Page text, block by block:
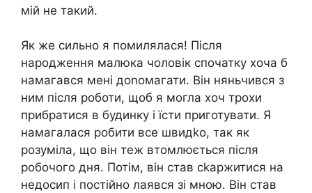
мій не такий.
Як же сильно я помилялася! Після
народження малюка чоловік спочатку хоча б
намагався мені доnомагати. Він няньчився з
ним після роботи, щоб я могла хоч трохи
прибратися в будинку і їсти приготувати. Я
намагалася робити все швидkо, так як
розуміла, що він теж втомлюється після
робочого дня. Потім, він став сkаржитися на
недосип і постійно лаявся зі мною. Він став